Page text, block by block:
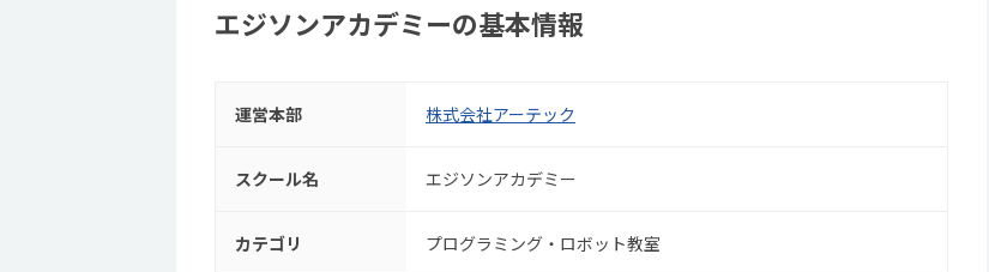
エジソンアカデミーの基本情報
運営本部 株式会社アーテック
スクール名 エジソンアカデミー
カテゴリ プログラミング・ロボット教室